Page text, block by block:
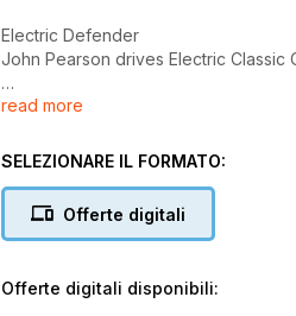
Electric Defender
John Pearson drives Electric
LRO Adventure Trail
John Pearson reveals all you need
read more
SELEZIONARE IL FORMATO:
Offerte digitali
Offerte digitali disponibili: